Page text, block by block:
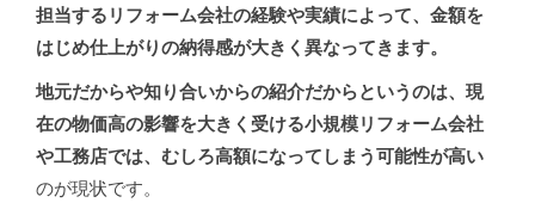
担当するリフォーム会社の経験や実績によって、金額を
はじめ仕上がりの納得感が大きく異なってきます。
地元だからや知り合いからの紹介だからというのは、現
在の物価高の影響を大きく受ける小規模リフォーム会社
や工務店では、むしろ高額になってしまう可能性が高い
のが現状です。